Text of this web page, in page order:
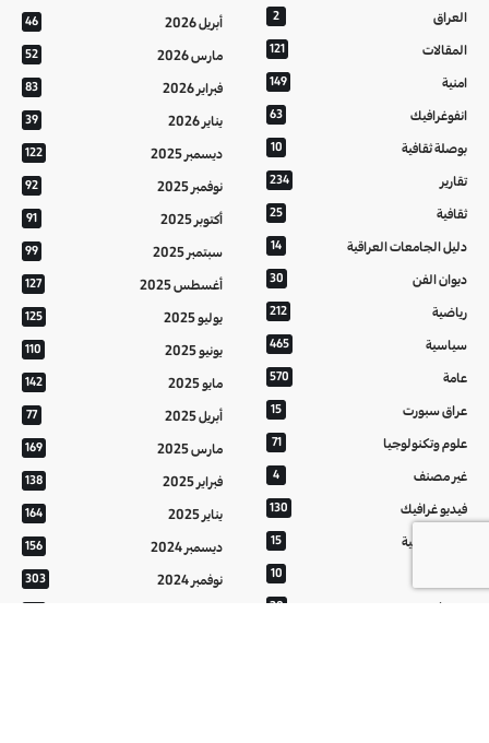
العراق 2
المقالات 121
امنية 149
انفوغرافيك 63
بوصلة ثقافية 10
تقارير 234
ثقافية 25
دليل الجامعات العراقية 14
ديوان الفن 30
رياضية 212
سياسية 465
عامة 570
عراق سبورت 15
علوم وتكنولوجيا 71
غير مصنف 4
فيديو غرافيك 130
معالم عراقية 15
10
منوعات 20
أبريل 2026 46
مارس 2026 52
فبراير 2026 83
يناير 2026 39
ديسمبر 2025 122
نوفمبر 2025 92
أكتوبر 2025 91
سبتمبر 2025 99
أغسطس 2025 127
يوليو 2025 125
يونيو 2025 110
مايو 2025 142
أبريل 2025 77
مارس 2025 169
فبراير 2025 138
يناير 2025 164
ديسمبر 2024 156
نوفمبر 2024 303